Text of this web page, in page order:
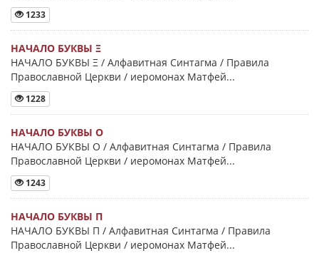
1233
НАЧАЛО БУКВЫ Ξ
НАЧАЛО БУКВЫ Ξ / Алфавитная Синтагма / Правила
Православной Церкви / иеромонах Матфей...
1228
НАЧАЛО БУКВЫ Ο
НАЧАЛО БУКВЫ Ο / Алфавитная Синтагма / Правила
Православной Церкви / иеромонах Матфей...
1243
НАЧАЛО БУКВЫ Π
НАЧАЛО БУКВЫ Π / Алфавитная Синтагма / Правила
Православной Церкви / иеромонах Матфей...